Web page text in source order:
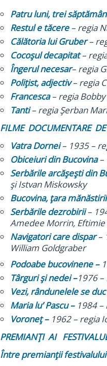
Patru luni, trei
Restul e tăcere– regia
Călătoria lui Gruber–
Cocoşul decapitat–
Îngerul necesar– regia
Poliţist, adjectiv– regia
Francesca– regia
Tanti– regia Şerban
FILME DOCUMENTARE
Vatra Dornei– 1935 –
Obiceiuri din Bucovina–
Serbările arcăşeşti din
şi Istvan Miskowsky
Bucovina, ţara
Serbările dezrobirii–
Amedee Morrin, Eftimie
Navigatori care dispar–
William Goldgraber
Podoabe bucovinene –
Târguri şi nedei –1976 –
Vezi, rândunelele se
Maria lu’ Pascu – 1984
Voroneţ – 1962 – regia
PREMIANŢI AI
Între premianţii